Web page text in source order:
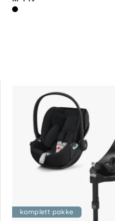
komplett pakke